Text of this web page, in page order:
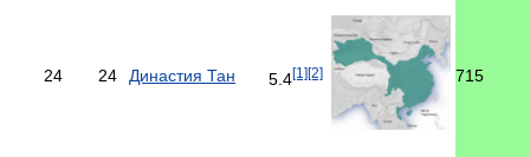
24 24 Династия Тан 5.4[1][2] 715